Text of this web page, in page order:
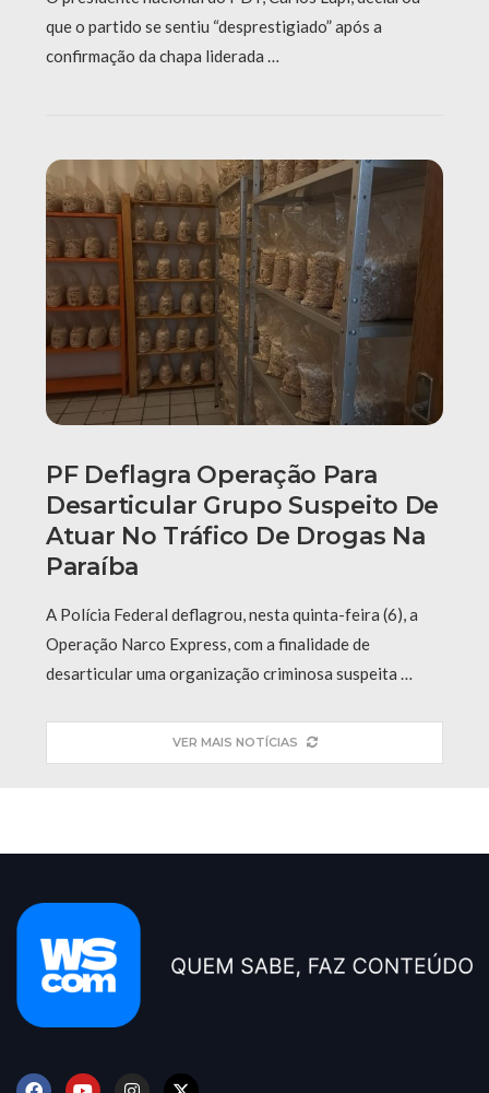
que o partido se sentiu “desprestigiado” após a
confirmação da chapa liderada …
PF Deflagra Operação Para
Desarticular Grupo Suspeito De
Atuar No Tráfico De Drogas Na
Paraíba
A Polícia Federal deflagrou, nesta quinta-feira (6), a
Operação Narco Express, com a finalidade de
desarticular uma organização criminosa suspeita …
VER MAIS NOTÍCIAS